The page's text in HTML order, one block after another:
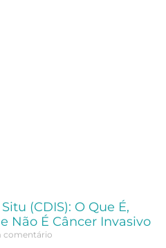
(CDIS): O Que É,
Não É Câncer Invasivo
comentário